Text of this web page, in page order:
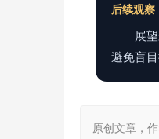
后续观察
展
避免盲
原创文章，